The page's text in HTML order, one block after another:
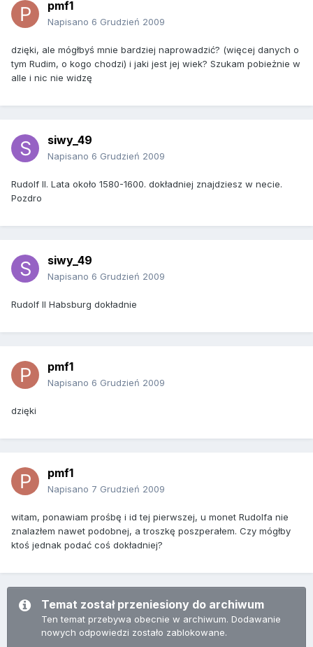
pmf1
Napisano 6 Grudzień 2009
dzięki, ale mógłbyś mnie bardziej naprowadzić? (więcej danych o
tym Rudim, o kogo chodzi) i jaki jest jej wiek? Szukam pobieżnie w
alle i nic nie widzę
siwy_49
Napisano 6 Grudzień 2009
Rudolf II. Lata około 1580-1600. dokładniej znajdziesz w necie.
Pozdro
siwy_49
Napisano 6 Grudzień 2009
Rudolf II Habsburg dokładnie
pmf1
Napisano 6 Grudzień 2009
dzięki
pmf1
Napisano 7 Grudzień 2009
witam, ponawiam prośbę i id tej pierwszej, u monet Rudolfa nie
znalazłem nawet podobnej, a troszkę poszperałem. Czy mógłby
ktoś jednak podać coś dokładniej?
Temat został przeniesiony do archiwum
Ten temat przebywa obecnie w archiwum. Dodawanie
nowych odpowiedzi zostało zablokowane.